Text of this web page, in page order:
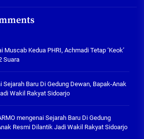
Plafon Ruang Kelas Ambruk,
Ketua Komisi D Langsung Sidak
05/08/2026
Muscab Kedua PHRI, Achmadi Tetap ‘Keok’
Suara
Sejarah Baru Di Gedung Dewan, Bapak-Anak
Wakil Rakyat Sidoarjo
mengenai Sejarah Baru Di Gedung
Resmi Dilantik Jadi Wakil Rakyat Sidoarjo